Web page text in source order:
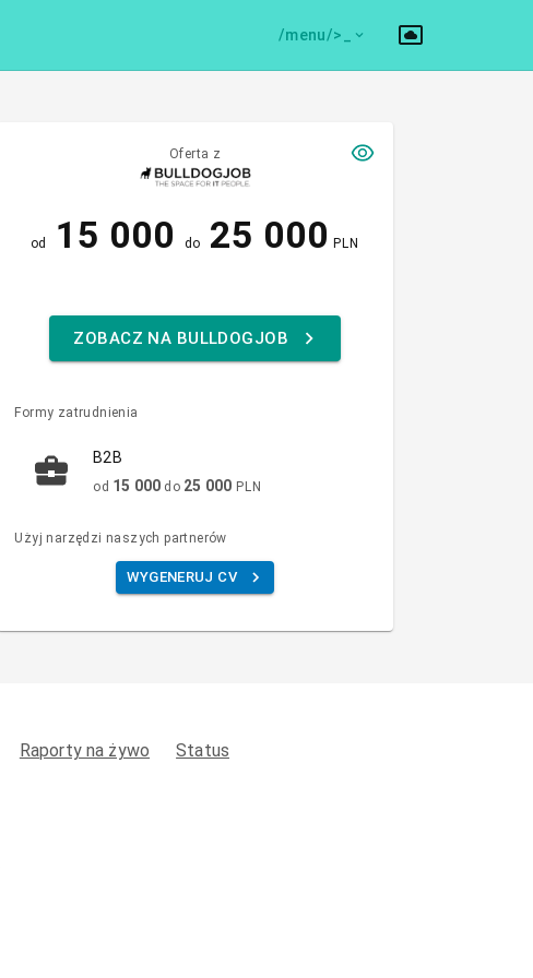
/menu/>
Oferta z
od 15 000 do 25 000 PLN
ZOBACZ NA BULLDOGJOB
Formy zatrudnienia
B2B
od 15 000 do 25 000 PLN
Użyj narzędzi naszych partnerów
WYGENERUJ CV
Raporty na żywo Status